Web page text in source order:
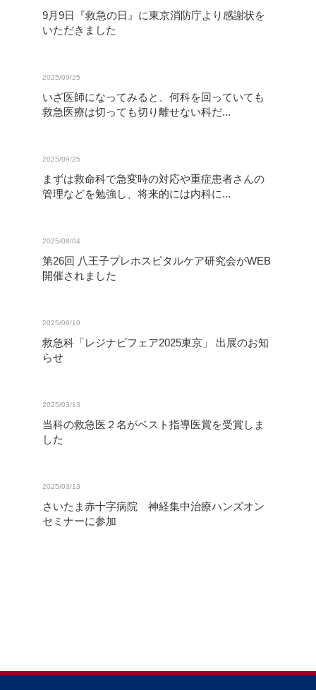
9月9日『救急の日』に東京消防庁より感謝状を
いただきました
2025/09/25
いざ医師になってみると、何科を回っていても
救急医療は切っても切り離せない科だ...
2025/09/25
まずは救命科で急変時の対応や重症患者さんの
管理などを勉強し、将来的には内科に...
2025/08/04
第26回 八王子プレホスピタルケア研究会がWEB
開催されました
2025/06/10
救急科「レジナビフェア2025東京」 出展のお知
らせ
2025/03/13
当科の救急医２名がベスト指導医賞を受賞しま
した
2025/03/13
さいたま赤十字病院 神経集中治療ハンズオン
セミナーに参加